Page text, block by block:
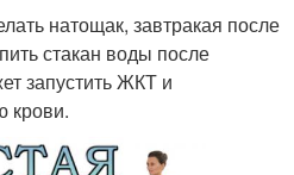
натощак, завтракая после
стакан воды после
запустить ЖКТ и
крови.